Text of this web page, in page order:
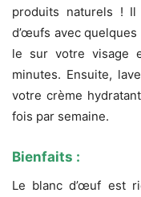
produits naturels !
d’œufs avec
le sur votre visage
minutes. Ensuite,
votre crème
fois par semaine.
Bienfaits :
Le blanc d’œuf est